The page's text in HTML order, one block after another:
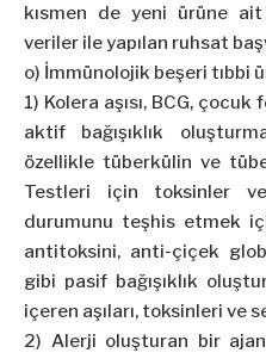
kısmen de yeni ürüne
veriler ile yapılan ruhsat
o) İmmünolojik beşeri tıbbi
1) Kolera aşısı, BCG, çocuk
aktif bağışıklık
özellikle tüberkülin ve
Testleri için toksinler ve
durumunu teşhis etmek
antitoksini, anti-çiçek
gibi pasif bağışıklık
içeren aşıları, toksinleri ve
2) Alerji oluşturan bir